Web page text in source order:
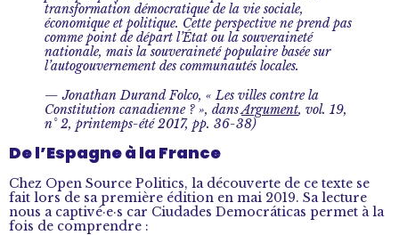
transformation démocratique de la vie sociale,
économique et politique. Cette perspective ne prend pas
comme point de départ l’État ou la souveraineté
nationale, mais la souveraineté populaire basée sur
l’autogouvernement des communautés locales.
— Jonathan Durand Folco, « Les villes contre la
Constitution canadienne ? », dansArgument, vol. 19,
n° 2, printemps-été 2017, pp. 36-38)
De l’Espagne à la France
Chez Open Source Politics, la découverte de ce texte se
fait lors de sa première édition en mai 2019. Sa lecture
nous a captivé·e·s car Ciudades Democráticas permet à la
fois de comprendre :